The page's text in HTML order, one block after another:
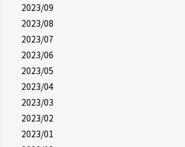
2023/09
2023/08
2023/07
2023/06
2023/05
2023/04
2023/03
2023/02
2023/01